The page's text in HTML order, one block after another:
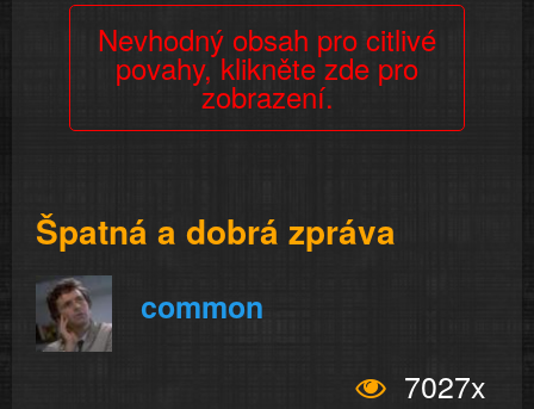
Nevhodný obsah pro citlivé
povahy, klikněte zde pro
zobrazení.
Špatná a dobrá zpráva
common
7027x